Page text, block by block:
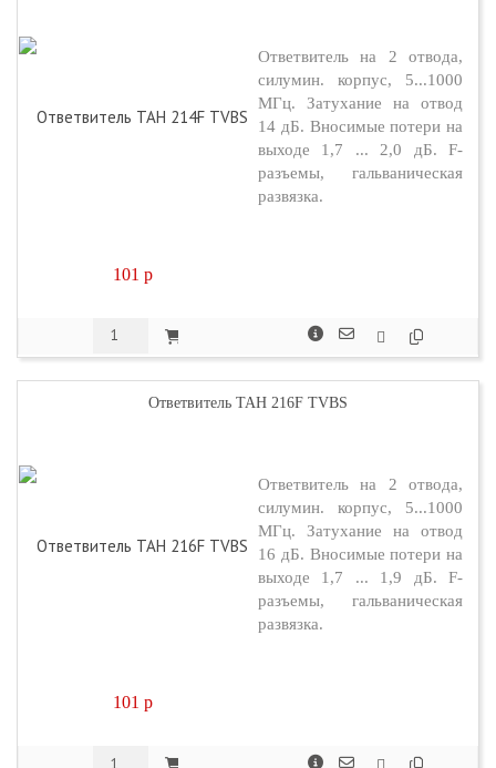
101 p
Ответвитель на 2 отвода,
силумин. корпус, 5...1000
МГц. Затухание на отвод
14 дБ. Вносимые потери на
выходе 1,7 ... 2,0 дБ. F-
разъемы, гальваническая
развязка.
Ответвитель TAH 216F TVBS
101 p
Ответвитель на 2 отвода,
силумин. корпус, 5...1000
МГц. Затухание на отвод
16 дБ. Вносимые потери на
выходе 1,7 ... 1,9 дБ. F-
разъемы, гальваническая
развязка.